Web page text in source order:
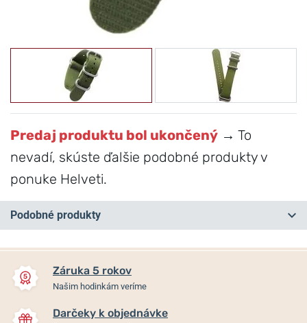
Predaj produktu bol ukončený → To
nevadí, skúste ďalšie podobné produkty v
ponuke Helveti.
Podobné produkty
Záruka 5 rokov
Našim hodinkám veríme
Darčeky k objednávke